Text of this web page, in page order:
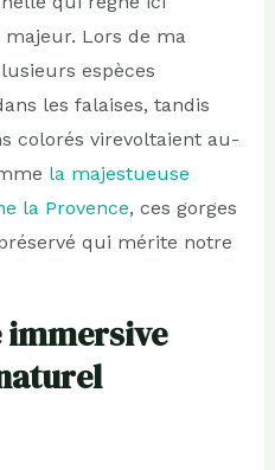
Lors de ma
espèces
les falaises, tandis
colorés virevoltaient au-
la majestueuse
la Provence, ces gorges
qui mérite notre
immersive